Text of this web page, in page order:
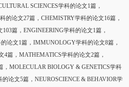
SCIENCES学科的论文1篇，
的论文27篇，CHEMISTRY学科的论文16篇，
篇，ENGINEERING学科的论文1篇，
论文1篇，IMMUNOLOGY学科的论文8篇，
4篇，MATHEMATICS学科的论文2篇，
，MOLECULAR BIOLOGY & GENETICS学科
论文5篇，NEUROSCIENCE & BEHAVIOR学